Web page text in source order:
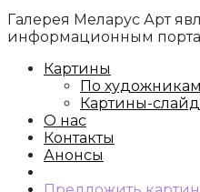
Галерея Меларус Арт
информационным
Картины
По художникам
Картины-
О нас
Контакты
Анонсы